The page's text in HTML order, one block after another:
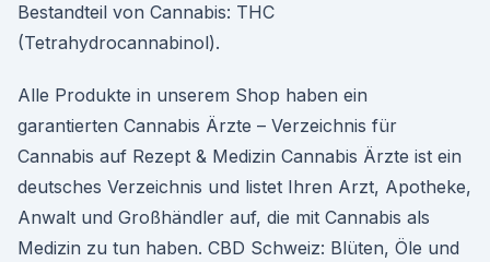
Bestandteil von Cannabis: THC
(Tetrahydrocannabinol).
Alle Produkte in unserem Shop haben ein
garantierten Cannabis Ärzte – Verzeichnis für
Cannabis auf Rezept & Medizin Cannabis Ärzte ist ein
deutsches Verzeichnis und listet Ihren Arzt, Apotheke,
Anwalt und Großhändler auf, die mit Cannabis als
Medizin zu tun haben. CBD Schweiz: Blüten, Öle und